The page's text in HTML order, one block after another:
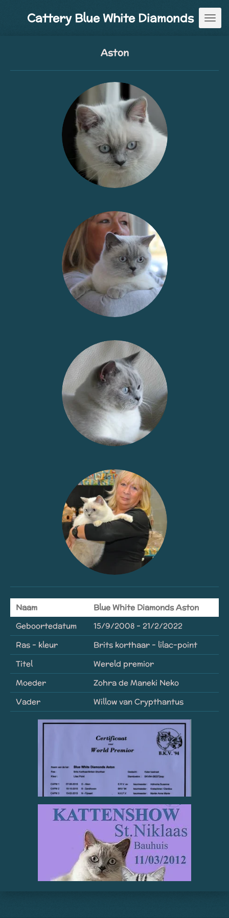
Cattery Blue White Diamonds
Aston
Naam
Blue White Diamonds Aston
Geboortedatum
15/9/2008 - 21/2/2022
Ras - kleur
Brits korthaar - lilac-point
Titel
Wereld premior
Moeder
Zohra de Maneki Neko
Vader
Willow van Crypthantus